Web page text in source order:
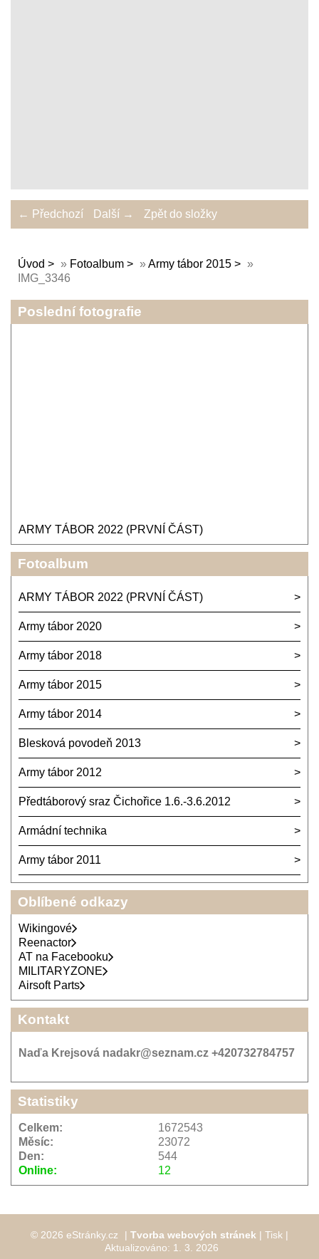
← Předchozí Další → Zpět do složky
Úvod » Fotoalbum »Army tábor 2015
»
IMG_3346
Poslední fotografie
ARMY TÁBOR 2022 (PRVNÍ ČÁST)
Fotoalbum
ARMY TÁBOR 2022 (PRVNÍ ČÁST)
Army tábor 2020
Army tábor 2018
Army tábor 2015
Army tábor 2014
Blesková povodeň 2013
Army tábor 2012
Předtáborový sraz Čichořice 1.6.-3.6.2012
Armádní technika
Army tábor 2011
Oblíbené odkazy
Wikingové
Reenactor
AT na Facebooku
MILITARYZONE
Airsoft Parts
Kontakt
Naďa Krejsová nadakr@seznam.cz +420732784757
Statistiky
Online: 12
Celkem:
1672543
Měsíc:
23072
Den:
544
© 2026 eStránky.cz | Tvorba webových stránek | Tisk |
Aktualizováno: 1. 3. 2026